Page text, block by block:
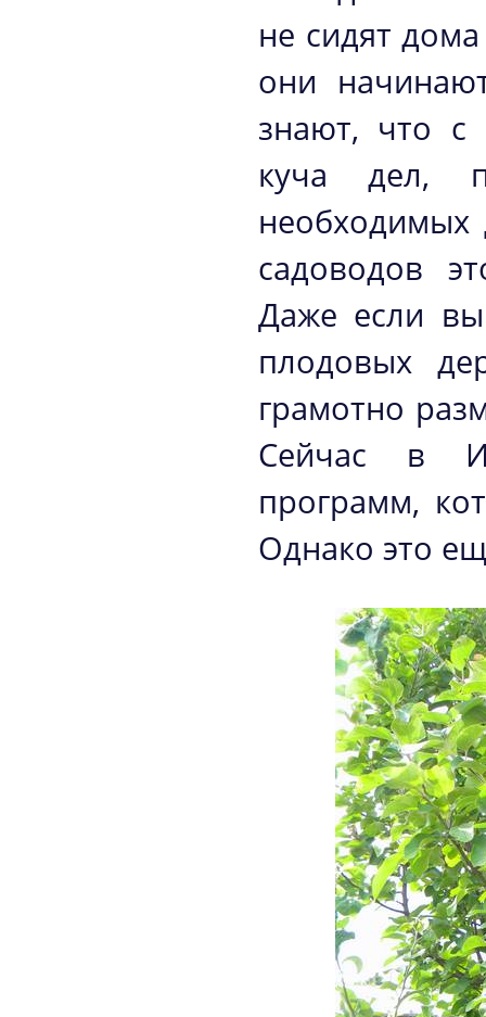
не сидят
они
знают, что с
куча дел,
необходимых
садоводов
Даже если вы
плодовых
грамотно
Сейчас в
программ,
Однако это